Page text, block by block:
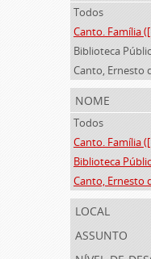
Todos
Canto. Família
Canto, Ernesto
nome
Todos
Canto. Família
Canto, Ernesto
local
assunto